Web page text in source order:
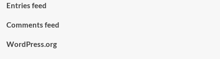
Entries feed
Comments feed
WordPress.org